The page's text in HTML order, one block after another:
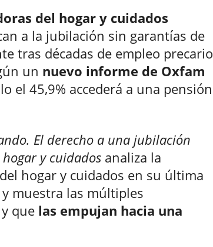
del hogar y cuidados
a la jubilación sin garantías de
tras décadas de empleo precario
un nuevo informe de Oxfam
el 45,9% accederá a una pensión
El derecho a una jubilación
y cuidados analiza la
hogar y cuidados en su última
y muestra las múltiples
que las empujan hacia una